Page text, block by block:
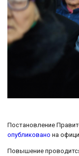
Постановление
опубликовано на
Повышение